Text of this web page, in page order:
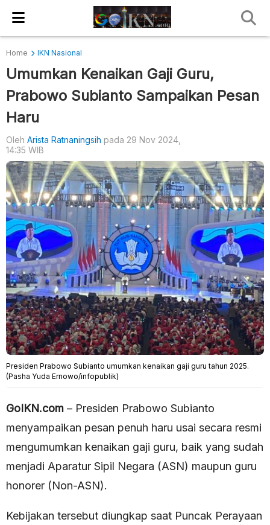
Home IKN Nasional
Umumkan Kenaikan Gaji Guru,
Prabowo Subianto Sampaikan Pesan
Haru
Oleh Arista Ratnaningsih pada 29 Nov 2024,
14:35 WIB
Presiden Prabowo Subianto umumkan kenaikan gaji guru tahun 2025.
(Pasha Yuda Ernowo/infopublik)
GoIKN.com – Presiden Prabowo Subianto
menyampaikan pesan penuh haru usai secara resmi
mengumumkan kenaikan gaji guru, baik yang sudah
menjadi Aparatur Sipil Negara (ASN) maupun guru
honorer (Non-ASN).
Kebijakan tersebut diungkap saat Puncak Perayaan